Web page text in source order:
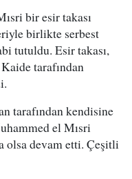
bir esir takası
birlikte serbest
tutuldu. Esir takası,
tarafından
tarafından kendisine
el Mısri
olsa devam etti. Çeşitli